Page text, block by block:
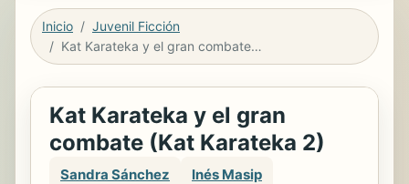
Inicio
Juvenil Ficción
Kat Karateka y el gran combate (Kat Karateka 2)
Kat Karateka y el gran
combate (Kat Karateka 2)
Sandra Sánchez Inés Masip